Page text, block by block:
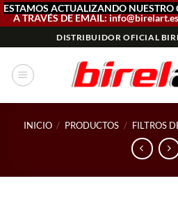
ESTAMOS ACTUALIZANDO NUESTRO
A TRAVÉS DE EMAIL:
al
contenido
DISTRIBUIDOR OFICIAL
INICIO / PRODUCTOS / FILTROS